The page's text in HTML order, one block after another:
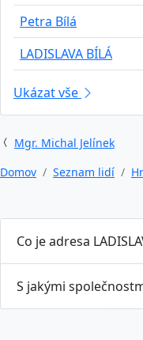
Petra Bílá
LADISLAVA BÍLÁ
Ukázat vše
Mgr. Michal Jelínek
Domov
Seznam lidí
Co je adresa
S jakými